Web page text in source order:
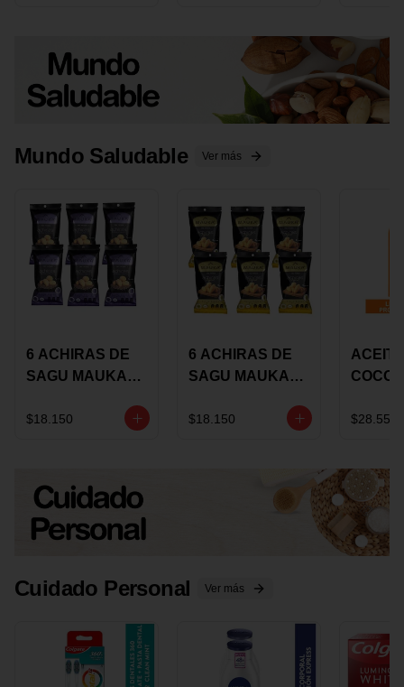
Mundo Saludable Ver más
6 ACHIRAS DE
SAGU MAUKA
$18.150
6 ACHIRAS DE
SAGU MAUKA
GRS
$18.150
COCO
150G
$28.550
Cuidado Personal Ver más